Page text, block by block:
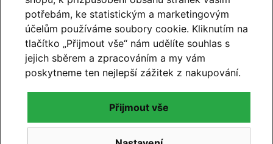
Změna otevírací doby – od
července máme o sobotách
zavřeno
potřebám, ke statistickým a marketingovým
účelům používáme soubory cookie. Kliknutím na
tlačítko „Přijmout vše“ nám udělíte souhlas s
jejich sběrem a zpracováním a my vám
poskytneme ten nejlepší zážitek z nakupování.
Přijmout vše